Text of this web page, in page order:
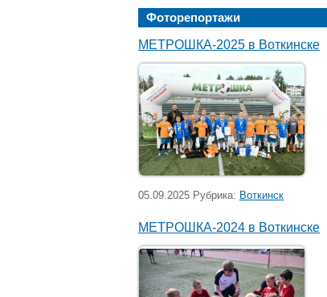
Фоторепортажи
МЕТРОШКА-2025 в Воткинске
05.09.2025 Рубрика: Воткинск
МЕТРОШКА-2024 в Воткинске